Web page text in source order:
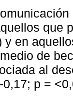
que
y en
de
al
p =